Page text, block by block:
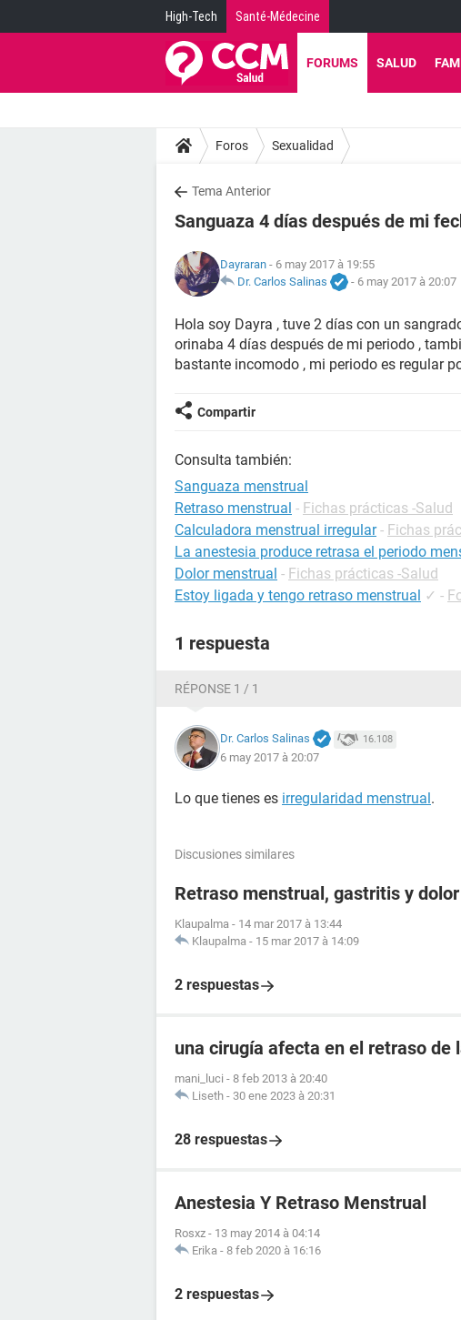
High-Tech Santé-Médecine
FORUMS SALUD
Foros Sexualidad
Tema Anterior
Sanguaza 4 días después de mi
Dayraran - 6 may 2017 à 19:55
Dr. Carlos Salinas
- 6 may 2017 à 20:07
Hola soy Dayra , tuve 2 días con un
orinaba 4 días después de mi periodo ,
bastante incomodo , mi periodo es regular
Compartir
Consulta también:
Sanguaza menstrual
Retraso menstrual - Fichas prácticas -Salud
Calculadora menstrual irregular - Fichas
La anestesia produce retrasa el periodo
Dolor menstrual - Fichas prácticas -Salud
Estoy ligada y tengo retraso menstrual ✓ -
1 respuesta
RÉPONSE 1 / 1
Dr. Carlos Salinas 16.108
6 may 2017 à 20:07
Lo que tienes es irregularidad menstrual.
Discusiones similares
Retraso menstrual, gastritis y
Klaupalma - 14 mar 2017 à 13:44
Klaupalma - 15 mar 2017 à 14:09
2 respuestas
una cirugía afecta en el retraso de
mani_luci - 8 feb 2013 à 20:40
Liseth - 30 ene 2023 à 20:31
28 respuestas
Anestesia Y Retraso Menstrual
Rosxz - 13 may 2014 à 04:14
Erika - 8 feb 2020 à 16:16
2 respuestas